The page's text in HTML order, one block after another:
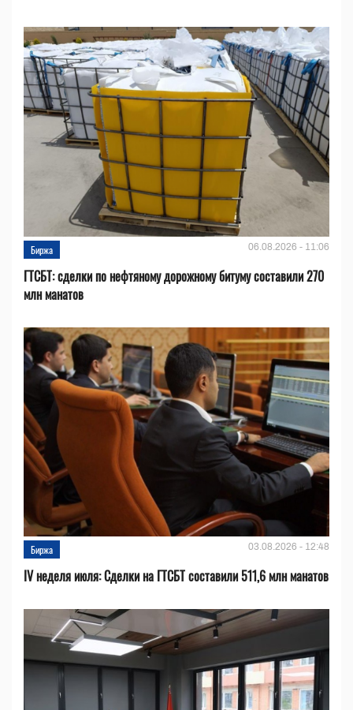
Биржа 06.08.2026 - 11:06
ГТСБТ: сделки по нефтяному дорожному битуму составили 270
млн манатов
Биржа 03.08.2026 - 12:48
IV неделя июля: Сделки на ГТСБТ составили 511,6 млн манатов